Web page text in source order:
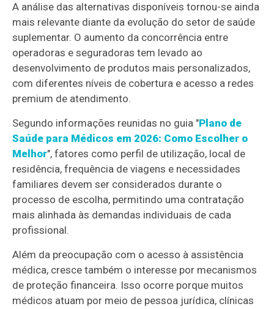
A análise das alternativas disponíveis tornou-se ainda
mais relevante diante da evolução do setor de saúde
suplementar. O aumento da concorrência entre
operadoras e seguradoras tem levado ao
desenvolvimento de produtos mais personalizados,
com diferentes níveis de cobertura e acesso a redes
premium de atendimento.
Segundo informações reunidas no guia "Plano de
Saúde para Médicos em 2026: Como Escolher o
Melhor", fatores como perfil de utilização, local de
residência, frequência de viagens e necessidades
familiares devem ser considerados durante o
processo de escolha, permitindo uma contratação
mais alinhada às demandas individuais de cada
profissional.
Além da preocupação com o acesso à assistência
médica, cresce também o interesse por mecanismos
de proteção financeira. Isso ocorre porque muitos
médicos atuam por meio de pessoa jurídica, clínicas